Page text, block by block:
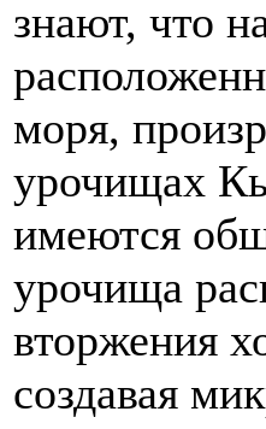
знают, что
моря,
урочищах
имеются
урочища
вторжения
создавая